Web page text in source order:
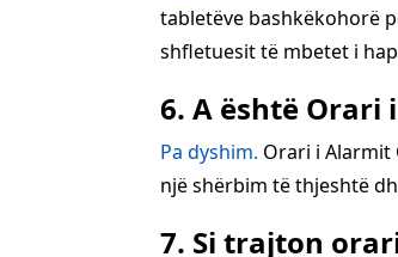
tabletëve bashkëkohorë
shfletuesit të mbetet i
6. A është Orari
Pa dyshim. Orari i Alarmit
një shërbim të thjeshtë
7. Si trajton